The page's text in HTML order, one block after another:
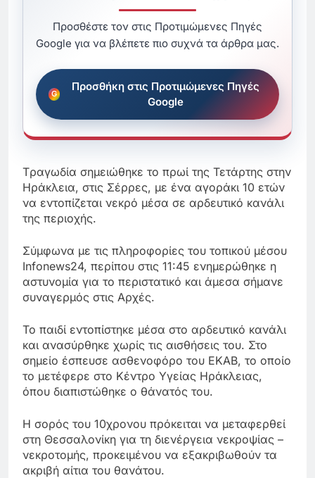
Προσθέστε τον στις Προτιμώμενες Πηγές
Google για να βλέπετε πιο συχνά τα άρθρα μας.
Προσθήκη στις Προτιμώμενες Πηγές
Google
Tραγωδία σημειώθηκε το πρωί της Τετάρτης στην
Ηράκλεια, στις Σέρρες, με ένα αγοράκι 10 ετών
να εντοπίζεται νεκρό μέσα σε αρδευτικό κανάλι
της περιοχής.
Σύμφωνα με τις πληροφορίες του τοπικού μέσου
Infonews24, περίπου στις 11:45 ενημερώθηκε η
αστυνομία για το περιστατικό και άμεσα σήμανε
συναγερμός στις Αρχές.
Το παιδί εντοπίστηκε μέσα στο αρδευτικό κανάλι
και ανασύρθηκε χωρίς τις αισθήσεις του. Στο
σημείο έσπευσε ασθενοφόρο του ΕΚΑΒ, το οποίο
το μετέφερε στο Κέντρο Υγείας Ηράκλειας,
όπου διαπιστώθηκε ο θάνατός του.
Η σορός του 10χρονου πρόκειται να μεταφερθεί
στη Θεσσαλονίκη για τη διενέργεια νεκροψίας –
νεκροτομής, προκειμένου να εξακριβωθούν τα
ακριβή αίτια του θανάτου.